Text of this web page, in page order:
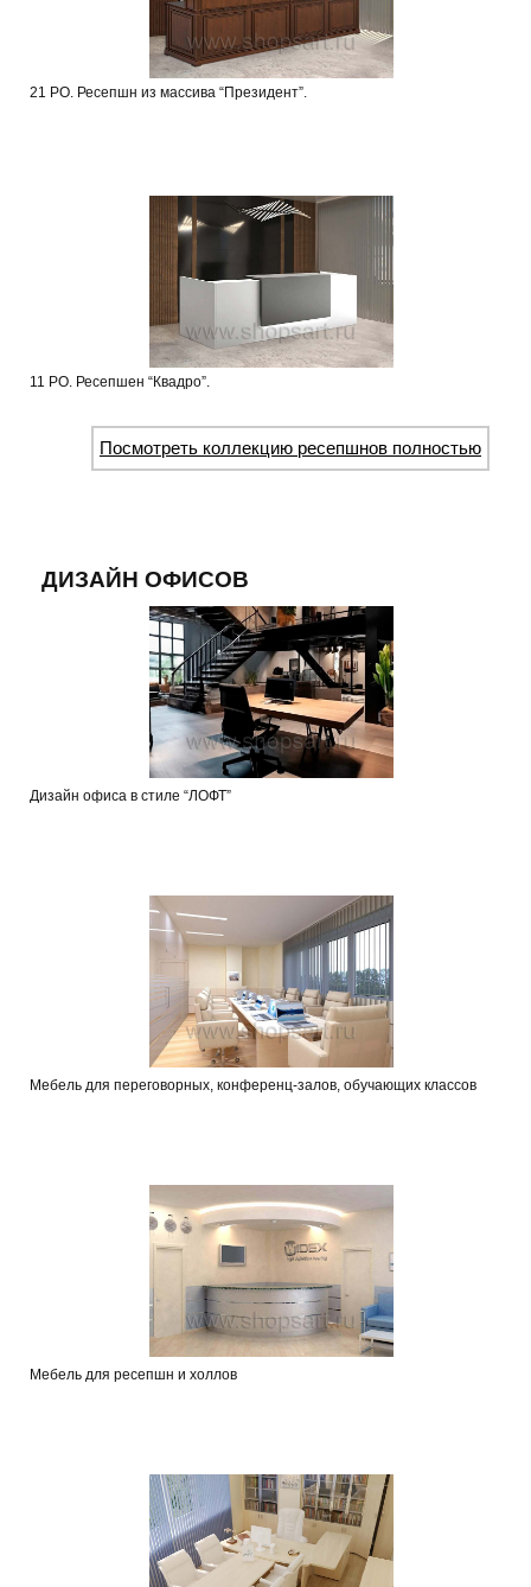
21 РО. Ресепшн из массива “Президент”.
11 РО. Ресепшен “Квадро”.
Посмотреть коллекцию ресепшнов полностью
ДИЗАЙН ОФИСОВ
Дизайн офиса в стиле “ЛОФТ”
Мебель для переговорных, конференц-залов, обучающих классов
Мебель для ресепшн и холлов